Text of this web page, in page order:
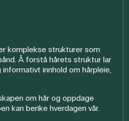
komplekse strukturer som
Å forstå hårets struktur lar
innhold om hårpleie,
om hår og oppdage
kan berike hverdagen vår.